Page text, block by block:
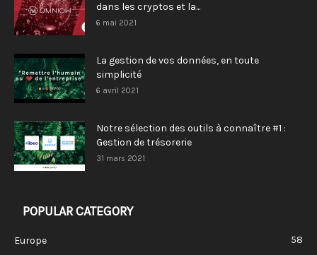
dans les cryptos et la...
6 mai 2021
La gestion de vos données, en toute
simplicité
6 avril 2021
Notre sélection des outils à connaître #1 :
Gestion de trésorerie
31 mars 2021
POPULAR CATEGORY
Europe
58